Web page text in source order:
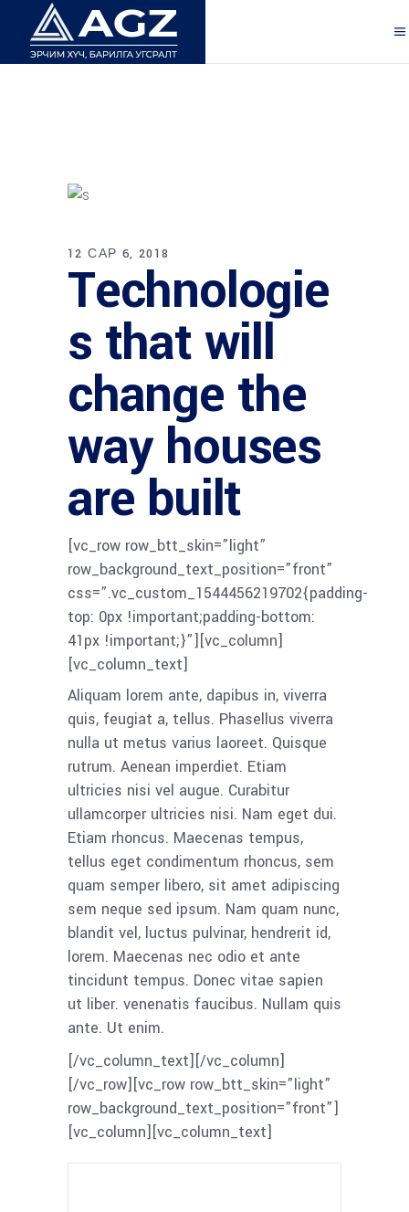
12 САР 6, 2018
Technologie
s that will
change the
way houses
are built
[vc_row row_btt_skin=”light”
row_background_text_position=”front”
css=”.vc_custom_1544456219702{padding-
top: 0px !important;padding-bottom:
41px !important;}”][vc_column]
[vc_column_text]
Aliquam lorem ante, dapibus in, viverra
quis, feugiat a, tellus. Phasellus viverra
nulla ut metus varius laoreet. Quisque
rutrum. Aenean imperdiet. Etiam
ultricies nisi vel augue. Curabitur
ullamcorper ultricies nisi. Nam eget dui.
Etiam rhoncus. Maecenas tempus,
tellus eget condimentum rhoncus, sem
quam semper libero, sit amet adipiscing
sem neque sed ipsum. Nam quam nunc,
blandit vel, luctus pulvinar, hendrerit id,
lorem. Maecenas nec odio et ante
tincidunt tempus. Donec vitae sapien
ut liber. venenatis faucibus. Nullam quis
ante. Ut enim.
[/vc_column_text][/vc_column]
[/vc_row][vc_row row_btt_skin=”light”
row_background_text_position=”front”]
[vc_column][vc_column_text]